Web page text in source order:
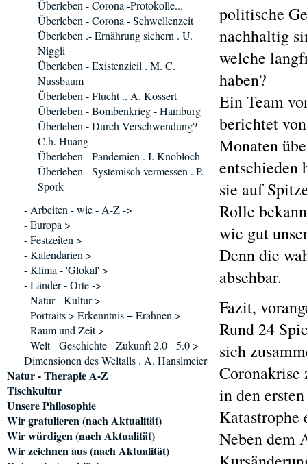
politische
nachhaltig
welche
haben?
Ein Team
berichtet
Monaten
entschieden
sie auf
Rolle
wie gut
Denn die
absehbar.
Fazit,
Rund 24
sich
Coronakrise
in den
Katastrophe
Neben dem
Überleben - Corona -Protokolle...
Überleben - Corona - Schwellenzeit
Überleben .- Ernährung sichern . U.
Niggli
Überleben - Existenzieil . M. C.
Nussbaum
Überleben - Flucht .. A. Kossert
Überleben - Bombenkrieg - Hamburg
Überleben - Durch Verschwendung?
C.h. Huang
Überleben - Pandemien . I. Knobloch
Überleben - Systemisch vermessen . P.
Spork
- Arbeiten - wie - A-Z ->
- Europa >
- Festzeiten >
- Kalendarien >
- Klima - 'Glokal' >
- Länder - Orte ->
- Natur - Kultur >
- Portraits > Erkenntnis + Erahnen >
- Raum und Zeit >
- Welt - Geschichte - Zukunft 2.0 - 5.0 >
Dimensionen des Weltalls . A. Hanslmeier
Natur - Therapie A-Z
Tischkultur
Unsere Philosophie
Wir gratulieren (nach Aktualität)
Wir würdigen (nach Aktualität)
Wir zeichnen aus (nach Aktualität)